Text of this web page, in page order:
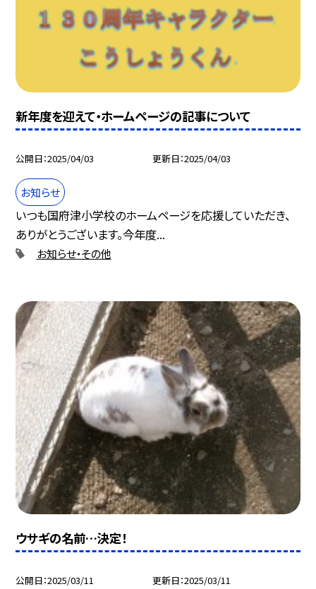
新年度を迎えて・ホームページの記事について
公開日 2025/04/03 更新日 2025/04/03
お知らせ
いつも国府津小学校のホームページを応援していただき、
ありがとうございます。今年度...
お知らせ・その他
ウサギの名前…決定！
公開日 2025/03/11 更新日 2025/03/11